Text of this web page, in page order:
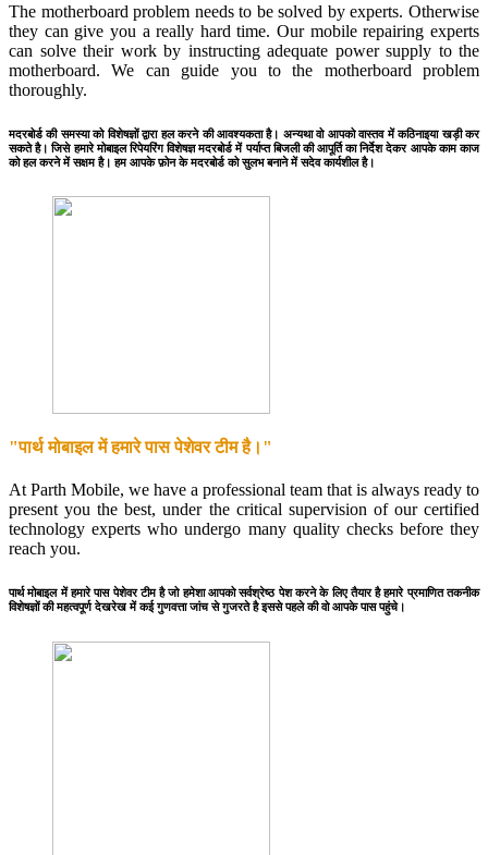
The motherboard problem needs to be solved by experts. Otherwise
they can give you a really hard time. Our mobile repairing experts
can solve their work by instructing adequate power supply to the
motherboard. We can guide you to the motherboard problem
thoroughly.
मदरबोर्ड की समस्या को विशेषज्ञों द्वारा हल करने की आवश्यकता है। अन्यथा वो आपको वास्तव में कठिनाइया खड़ी कर
सकते है। जिसे हमारे मोबाइल रिपेयरिंग विशेषज्ञ मदरबोर्ड में पर्याप्त बिजली की आपूर्ति का निर्देश देकर आपके काम काज
को हल करने में सक्षम है। हम आपके फ़ोन के मदरबोर्ड को सुलभ बनाने में सदेव कार्यशील है।
"पार्थ मोबाइल में हमारे पास पेशेवर टीम है।"
At Parth Mobile, we have a professional team that is always ready to
present you the best, under the critical supervision of our certified
technology experts who undergo many quality checks before they
reach you.
पार्थ मोबाइल में हमारे पास पेशेवर टीम है जो हमेशा आपको सर्वश्रेष्ठ पेश करने के लिए तैयार है हमारे प्रमाणित तकनीक
विशेषज्ञों की महत्वपूर्ण देखरेख में कई गुणवत्ता जांच से गुजरते है इससे पहले की वो आपके पास पहुंचे।